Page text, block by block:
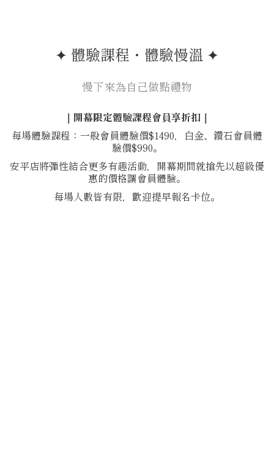
✦ 體驗課程・體驗慢溫 ✦
慢下來為自己做點禮物
｜開幕限定體驗課程會員享折扣｜
每場體驗課程：一般會員體驗價$1490，白金、鑽石會員體
驗價$990。
安平店將彈性結合更多有趣活動，開幕期間就搶先以超級優
惠的價格讓會員體驗。
每場人數皆有限，歡迎提早報名卡位。